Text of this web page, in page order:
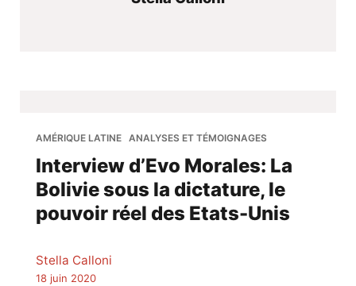
AMÉRIQUE LATINE ANALYSES ET TÉMOIGNAGES
Interview d’Evo Morales: La
Bolivie sous la dictature, le
pouvoir réel des Etats-Unis
Stella Calloni
18 juin 2020